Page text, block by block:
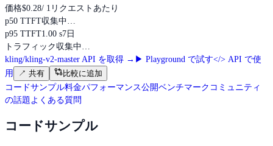
価格$0.28/ 1リクエストあたり
p50 TTFT収集中…
p95 TTFT1.00 s7日
トラフィック 収集中…
kling/kling-v2-master API を取得 → ▶ Playground で試す</> API で使
用
↗ 共有
比較に追加
コードサンプル料金パフォーマンス公開ベンチマーク コミュニティ
の話題 よくある質問
コードサンプル